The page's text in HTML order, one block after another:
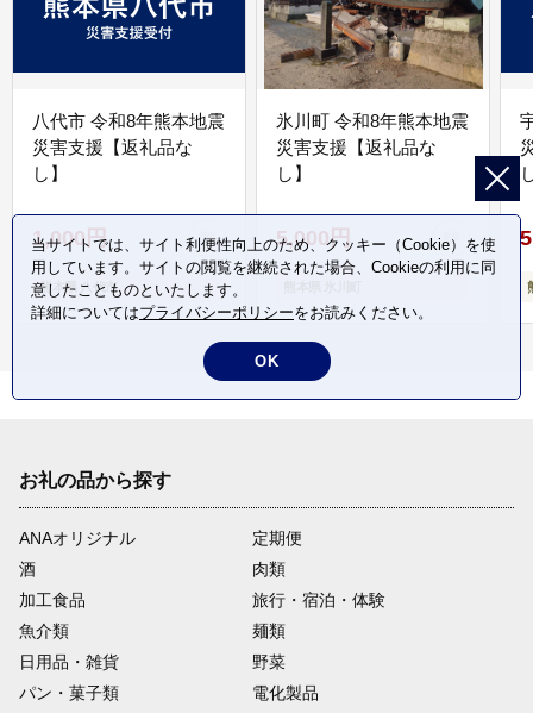
八代市 令和8年熊本地震
災害支援【返礼品な
し】
1,000円
熊本県 八代市
氷川町 令和8年熊本地震
災害支援【返礼品な
し】
5,000円
お礼の品から探す
ANAオリジナル
定期便
酒
肉類
加工食品
旅行・宿泊・体験
魚介類
麺類
日用品・雑貨
野菜
パン・菓子類
電化製品
当サイトでは、サイト利便性向上のため、クッキー（Cookie）を使
用しています。サイトの閲覧を継続された場合、Cookieの利用に同
意したことものといたします。
詳細についてはプライバシーポリシーをお読みください。
OK